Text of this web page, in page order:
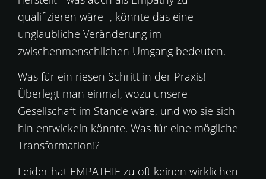
qualifizieren wäre -, könnte das eine
unglaubliche Veränderung im
zwischenmenschlichen Umgang bedeuten.
Was für ein riesen Schritt in der Praxis!
Überlegt man einmal, wozu unsere
Gesellschaft im Stande wäre, und wo sie sich
hin entwickeln könnte. Was für eine mögliche
Transformation!?
Leider hat EMPATHIE zu oft keinen wirklichen